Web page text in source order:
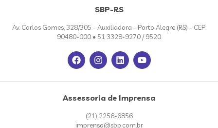
SBP-RS
Av. Carlos Gomes, 328/305 - Auxiliadora - Porto Alegre (RS) - CEP:
90480-000 • 51 3328-9270 / 9520
Assessoria de Imprensa
(21) 2256-6856
imprensa@sbp.com.br